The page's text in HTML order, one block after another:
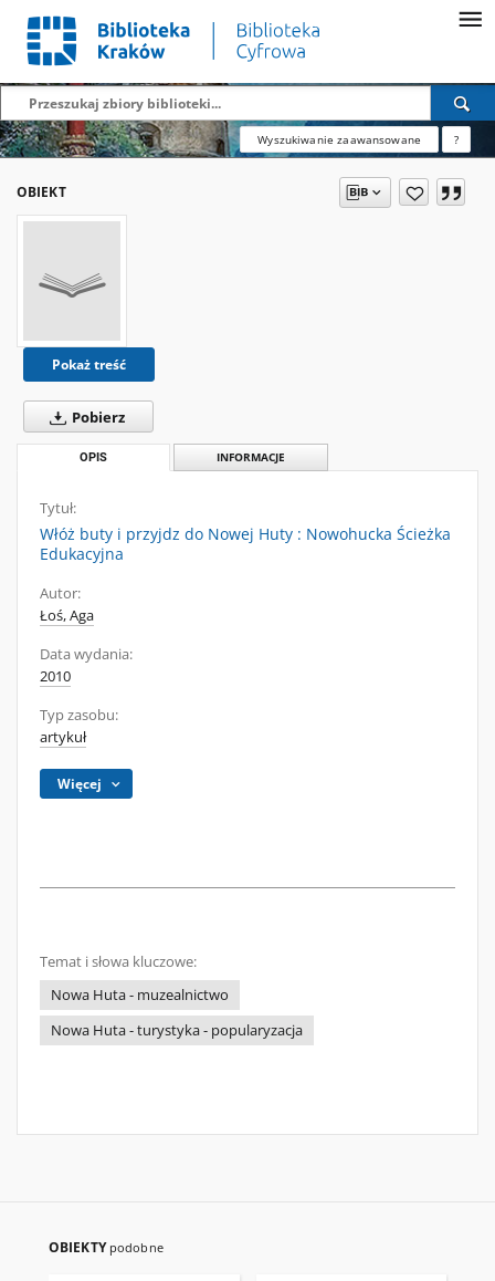
Wyszukiwanie zaawansowane ?
OBIEKT
Pokaż treść
Pobierz
OPIS INFORMACJE
Tytuł:
Włóż buty i przyjdz do Nowej Huty : Nowohucka Ścieżka
Edukacyjna
Autor:
Łoś, Aga
Data wydania:
2010
Typ zasobu:
artykuł
Więcej
Temat i słowa kluczowe:
Nowa Huta - muzealnictwo
Nowa Huta - turystyka - popularyzacja
OBIEKTY podobne